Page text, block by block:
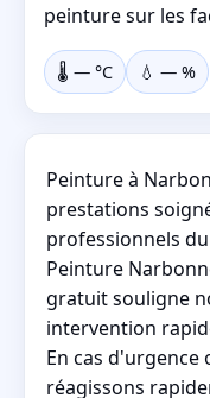
peinture sur les
🌡️ — °C 💧 — %
Peinture à
prestations
professionnels
Peinture
gratuit souligne
intervention
En cas d'urgence
réagissons